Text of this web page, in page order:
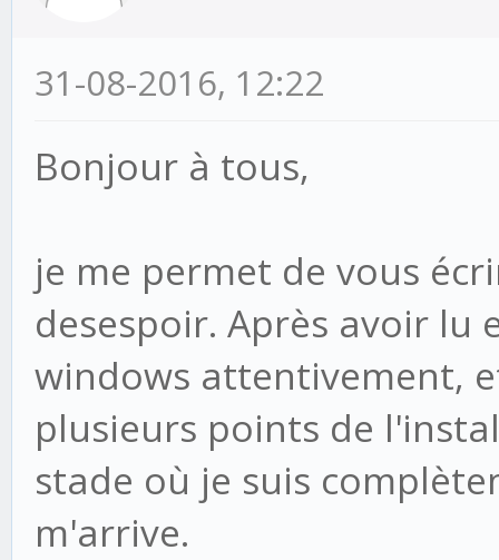
31-08-2016, 12:22
Bonjour à tous,
je me permet de vous
desespoir. Après avoir
windows attentivement,
plusieurs points de
stade où je suis
m'arrive.